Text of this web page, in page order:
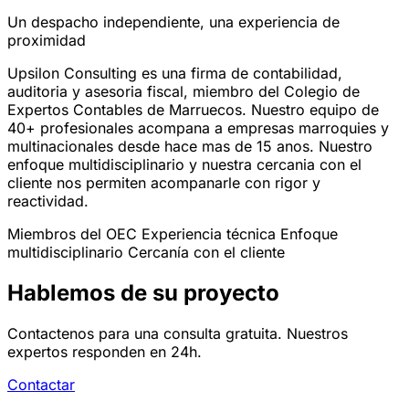
Un despacho independiente, una experiencia de
proximidad
Upsilon Consulting es una firma de contabilidad,
auditoria y asesoria fiscal, miembro del Colegio de
Expertos Contables de Marruecos. Nuestro equipo de
40+ profesionales acompana a empresas marroquies y
multinacionales desde hace mas de 15 anos. Nuestro
enfoque multidisciplinario y nuestra cercania con el
cliente nos permiten acompanarle con rigor y
reactividad.
Miembros del OEC Experiencia técnica Enfoque
multidisciplinario Cercanía con el cliente
Hablemos de su proyecto
Contactenos para una consulta gratuita. Nuestros
expertos responden en 24h.
Contactar